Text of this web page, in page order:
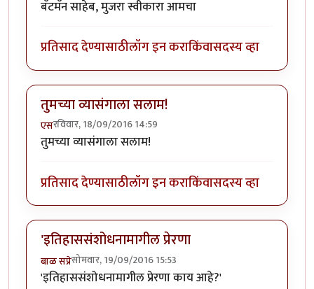
बॅटमॅन साहेब, मुजरा स्वीकारा आमचा
प्रतिसाद देण्यासाठीलॉग इन कराकिंवासदस्य व्हा
तुमच्या व्यासंगाला सलाम!
एसरविवार, 18/09/2016 14:59
तुमच्या व्यासंगाला सलाम!
प्रतिसाद देण्यासाठीलॉग इन कराकिंवासदस्य व्हा
'इतिहाससंशोधनामागील प्रेरणा
बाळ सप्रेसोमवार, 19/09/2016 15:53
'इतिहाससंशोधनामागील प्रेरणा काय आहे?'